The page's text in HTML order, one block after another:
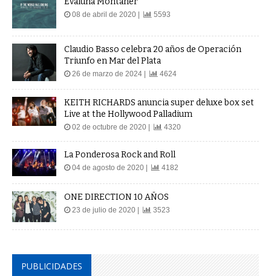
08 de abril de 2020 | 5593
Claudio Basso celebra 20 años de Operación
Triunfo en Mar del Plata
26 de marzo de 2024 | 4624
KEITH RICHARDS anuncia super deluxe box set
Live at the Hollywood Palladium
02 de octubre de 2020 | 4320
La Ponderosa Rock and Roll
04 de agosto de 2020 | 4182
ONE DIRECTION 10 AÑOS
23 de julio de 2020 | 3523
PUBLICIDADES